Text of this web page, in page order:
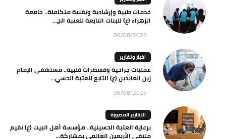
خدمات طبية وإرشادية وتقنية متكاملة.. جامعة
الزهراء (ع) للبنات التابعة للعتبة الح...
06/08/2026
اخبار وتقارير
عمليات جراحية وقسطرات قلبية.. مستشفى الإمام
زين العابدين (ع) التابع للعتبة الحسي...
06/08/2026
التقارير المصورة
برعاية العتبة الحسينية.. مؤسسة أهل البيت (ع) تقيم
ملتقى الأربعين العالمي بمشاركة...